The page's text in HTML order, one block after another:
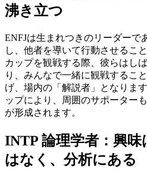
沸き立つ
ENFJは生まれつきのリーダーで
し、他者を導いて行動させるこ
カップを観戦する際、彼らはし
り、みんなで一緒に観戦するこ
げ、場内の「解説者」となりま
ップにより、周囲のサポーター
が形成されます。
INTP 論理学者：興
はなく、分析にある